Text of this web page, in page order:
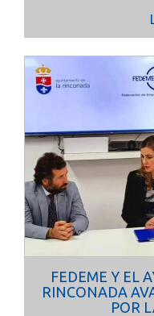
FEDEME Y EL
RINCONADA
POR